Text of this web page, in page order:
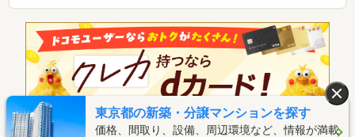
東京都の新築・分譲マンションを探す
価格、間取り、設備、周辺環境など、情報が満載